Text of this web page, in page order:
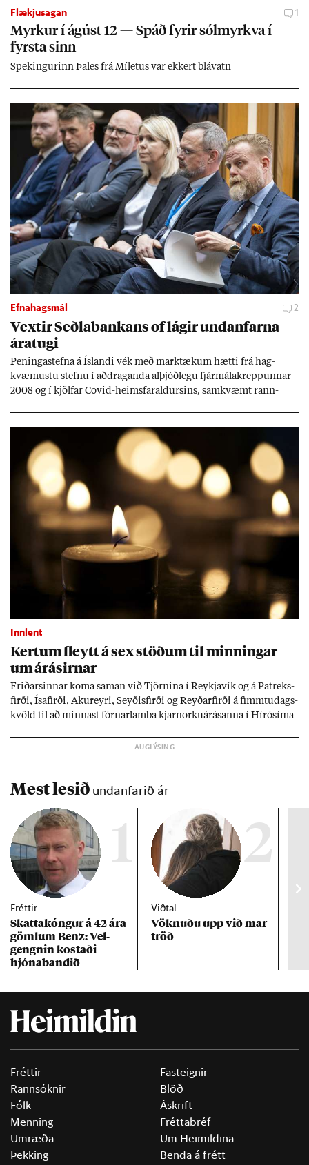
Flækjusagan 1
Myrk­ur í ág­úst 12 — Spáð fyr­ir sól­myrkva í
fyrsta sinn
Spek­ing­ur­inn Þa­les frá Míletus var ekk­ert blá­vatn
Efnahagsmál 2
Vext­ir Seðla­bank­ans of lág­ir und­an­farna
ára­tugi
Pen­inga­stefna á Ís­landi vék með mark­tæk­um hætti frá hag­
kvæm­ustu stefnu í að­drag­anda al­þjóð­legu fjár­málakrepp­unn­ar
2008 og í kjöl­far Covid-heims­far­ald­urs­ins, sam­kvæmt rann­
Innlent
Kert­um fleytt á sex stöð­um til minn­ing­ar
um árás­irn­ar
Frið­arsinn­ar koma sam­an við Tjörn­ina í Reykja­vík og á Pat­reks­
firði, Ísa­firði, Ak­ur­eyri, Seyð­is­firði og Reyð­ar­firði á fimmtu­dags­
kvöld til að minn­ast fórn­ar­lamba kjarn­orku­árás­anna í Hírósíma
Mest lesið undanfarið ár
1
Fréttir
Skattakóng­ur á 42 ára
göml­um Benz: Vel­
gengn­in kostaði
hjóna­band­ið
2
Viðtal
Vökn­uðu upp við mar­
tröð
Fréttir
Rannsóknir
Fólk
Menning
Umræða
Þekking
Fasteignir
Blöð
Áskrift
Fréttabréf
Um Heimildina
Benda á frétt